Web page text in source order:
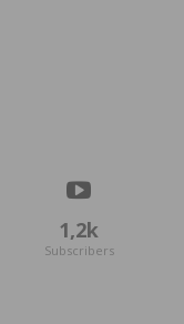
1,2k
Subscribers